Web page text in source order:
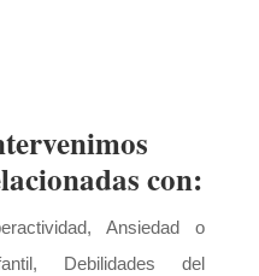
con:
Ansiedad o
Debilidades del